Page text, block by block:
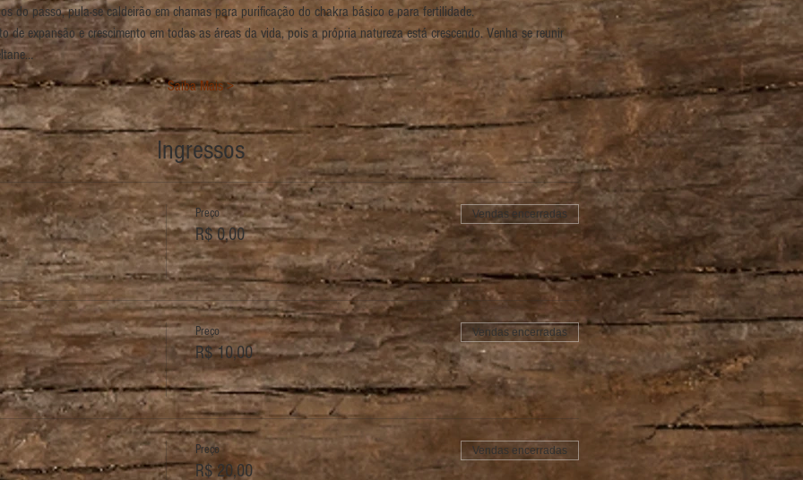
do passo, pula-se caldeirão em chamas para purificação do chakra básico e para fertilidade.
de expansão e crescimento em todas as áreas da vida, pois a própria natureza está crescendo. Venha se reunir
Saiba Mais >
Ingressos
Preço
R$ 0,00
Vendas encerradas
Preço
R$ 10,00
Vendas encerradas
Preço
R$ 20,00
Vendas encerradas